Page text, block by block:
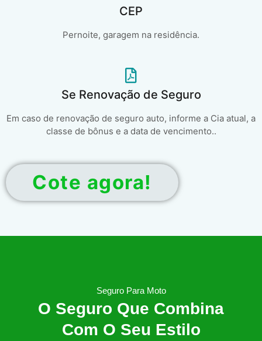
CEP
Pernoite, garagem na residência.
Se Renovação de Seguro
Em caso de renovação de seguro auto, informe a Cia atual, a
classe de bônus e a data de vencimento..
Cote agora!
Seguro Para Moto
O Seguro Que Combina
Com O Seu Estilo